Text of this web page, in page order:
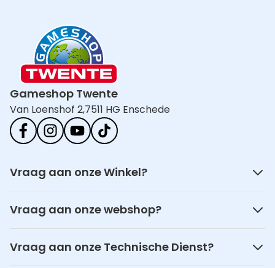
Gameshop Twente
Van Loenshof 2,7511 HG Enschede
Vraag aan onze Winkel?
Vraag aan onze webshop?
Vraag aan onze Technische Dienst?